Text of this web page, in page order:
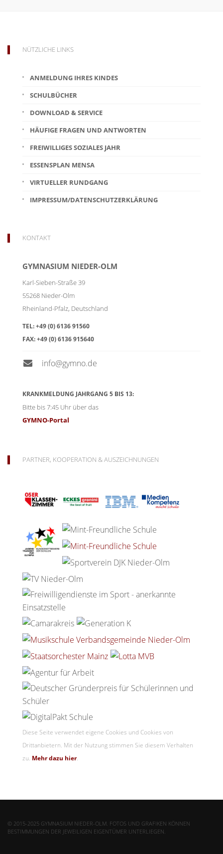
NÜTZLICHE LINKS
ANMELDUNG IHRES KINDES
SCHULBÜCHER
DOWNLOAD & SERVICE
HÄUFIGE FRAGEN UND ANTWORTEN
FREIWILLIGES SOZIALES JAHR
ESSENSPLAN MENSA
VIRTUELLER RUNDGANG
IMPRESSUM/DATENSCHUTZERKLÄRUNG
KONTAKT
GYMNASIUM NIEDER-OLM
Karl-Sieben-Straße 39
55268 Nieder-Olm
Rheinland-Pfalz, Deutschland
TEL:+49 (0) 6136 91560
FAX:+49 (0) 6136 915640
info@gymno.de
KRANKMELDUNG JAHRGANG 5 BIS 13:
Bitte bis 7:45 Uhr über das
GYMNO-Portal
PARTNER, KOOPERATION & AUSZEICHNUNGEN
Diese Seite verwendet eigene Cookies und Cookies von
Drittanbietern. Mit der Nutzung stimmen Sie diesem Verhalten
zu. Mehr dazu hier.
© 2015-2025 GYMNASIUM NIEDER-OLM. FOTOS UND GRAFIKEN KÖNNEN
BESTIMMUNGEN DER JEWEILIGEN EIGENTÜMER UNTERLIEGEN.